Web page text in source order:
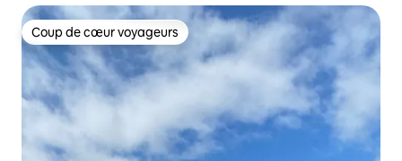
Coup de cœur voyageurs
Coup de cœur voyageurs